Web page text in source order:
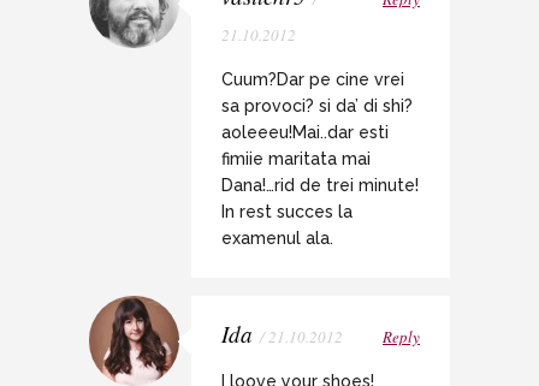
21.10.2012
Cuum?Dar pe cine vrei
sa provoci? si da’ di shi?
aoleeeu!Mai..dar esti
fimiie maritata mai
Dana!…rid de trei minute!
In rest succes la
examenul ala.
Ida / 21.10.2012 Reply
I loove your shoes!